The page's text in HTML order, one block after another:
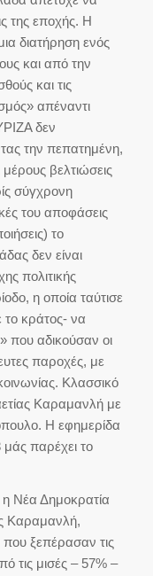
της εποχής. Η
διατήρηση ενός
και από την
και τις
απέναντι
δεν
την πεπατημένη,
βελτιώσεις
σύγχρονη
του αποφάσεις
το
δεν είναι
πολιτικής
η οποία ταύτισε
κράτος- να
που αδικούσαν οι
παροχές, με
Κλασσικό
Καραμανλή με
Η εφημερίδα
παρέχει το
Νέα Δημοκρατία
Καραμανλή,
ξεπέρασαν τις
τις μισές – 57% –